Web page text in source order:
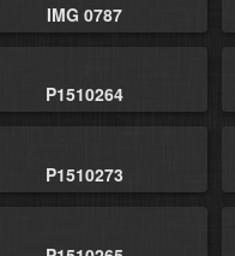
IMG 0787
P1510264
P1510273